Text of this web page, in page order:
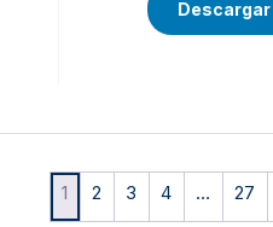
Descargar
1 2 3 4 … 27